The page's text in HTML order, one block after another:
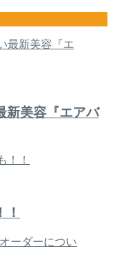
新美容『エアバ